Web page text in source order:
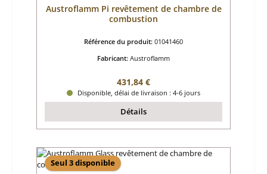
Austroflamm Pi revêtement de chambre de
combustion
Référence du produit: 01041460
Fabricant: Austroflamm
Prix régulier :
431,84 €
Disponible, délai de livraison : 4-6 jours
Détails
Seul 3 disponible